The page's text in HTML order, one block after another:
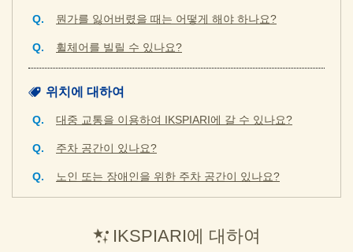
뭔가를 잃어버렸을 때는 어떻게 해야 하나요?
휠체어를 빌릴 수 있나요?
위치에 대하여
대중 교통을 이용하여 IKSPIARI에 갈 수 있나요?
주차 공간이 있나요?
노인 또는 장애인을 위한 주차 공간이 있나요?
IKSPIARI에 대하여